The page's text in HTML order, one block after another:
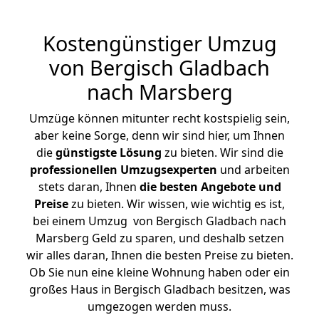
Kostengünstiger Umzug
von Bergisch Gladbach
nach Marsberg
Umzüge können mitunter recht kostspielig sein,
aber keine Sorge, denn wir sind hier, um Ihnen
diegünstigste Lösung zu bieten. Wir sind die
professionellen Umzugsexperten und arbeiten
stets daran, Ihnen die besten Angebote und
Preisezu bieten. Wir wissen, wie wichtig es ist,
bei einem Umzug von Bergisch Gladbach nach
Marsberg Geld zu sparen, und deshalb setzen
wir alles daran, Ihnen die besten Preise zu bieten.
Ob Sie nun eine kleine Wohnung haben oder ein
großes Haus in Bergisch Gladbach besitzen, was
umgezogen werden muss.